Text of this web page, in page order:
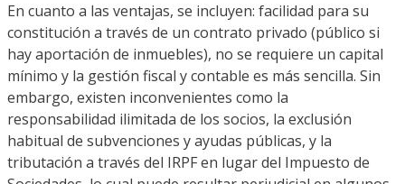
En cuanto a las ventajas, se incluyen: facilidad para su
constitución a través de un contrato privado (público si
hay aportación de inmuebles), no se requiere un capital
mínimo y la gestión fiscal y contable es más sencilla. Sin
embargo, existen inconvenientes como la
responsabilidad ilimitada de los socios, la exclusión
habitual de subvenciones y ayudas públicas, y la
tributación a través del IRPF en lugar del Impuesto de